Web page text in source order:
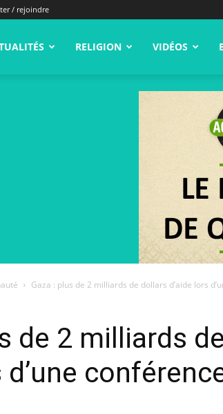
/ rejoindre
RELIGION VIDÉOS
Gaza : plus de 2 milliards de dollars d’aide lors
de 2 milliards
d’une